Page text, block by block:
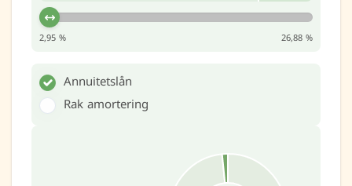
2,95 % 26,88 %
Annuitetslån
Rak amortering